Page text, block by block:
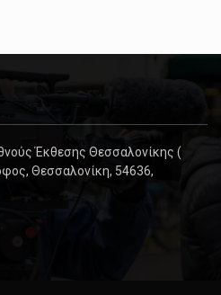
Έκθεσης Θεσσαλονίκης (
Θεσσαλονίκη, 54636,